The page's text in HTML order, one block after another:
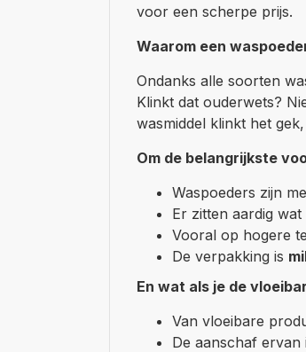
voor een scherpe prijs.
Waarom een
Ondanks alle soorten
Klinkt dat ouderwets?
wasmiddel klinkt het
Om de belangrijkste
Waspoeders zijn
Er zitten aardig
Vooral op hogere
De verpakking is
En wat als je de
Van vloeibare
De aanschaf ervan